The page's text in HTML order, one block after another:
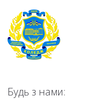
Будь з нами: